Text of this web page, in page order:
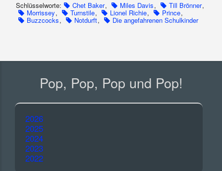
Schlüsselworte: Chet Baker, Miles Davis, Till Brönner,
Morrissey, Turnstile, Lionel Richie, Prince,
Buzzcocks, Notdurft, Die angefahrenen Schulkinder
Pop, Pop, Pop und Pop!
2026
2025
2024
2023
2022